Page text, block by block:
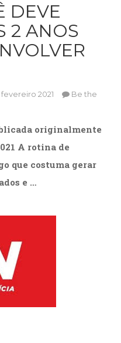
DEVE
2 ANOS
2021
Be the
originalmente
A rotina de
que costuma gerar
e …